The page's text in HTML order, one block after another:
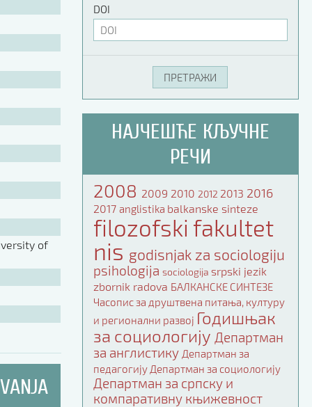
of
DOI
НАЈЧЕШЋЕ КЉУЧНЕ
РЕЧИ
2008 2009 2010 2012 2013 2016
2017 anglistika balkanske sinteze
filozofski fakultet
nis godisnjak za sociologiju
psihologija sociologija srpski jezik
zbornik radova БАЛКАНСКЕ СИНТЕЗЕ
Часопис за друштвена питања, културу
и регионални развој Годишњак
за социологију Департман
за англистику Департман за
педагогију Департман за социологију
Департман за српску и
компаративну књижевност